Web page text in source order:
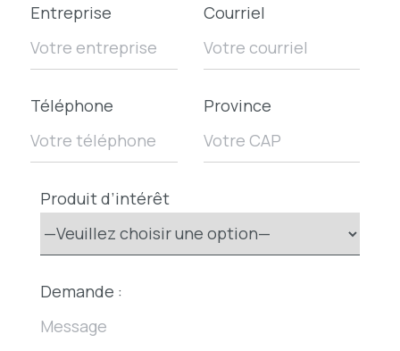
Entreprise Courriel
Téléphone Province
Produit d’intérêt
Demande :